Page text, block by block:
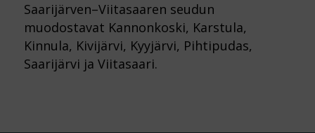
Saarijärven–Viitasaaren seudun
muodostavat Kannonkoski, Karstula,
Kinnula, Kivijärvi, Kyyjärvi, Pihtipudas,
Saarijärvi ja Viitasaari.